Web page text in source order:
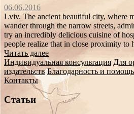
06.06.2016
Lviv. The ancient beautiful city, where
wander through the narrow streets,
try an incredibly delicious cuisine of
people realize that in close proximity to
Читать далее
Индивидуальная консультация Для
издательств Благодарность и
Контакты
Статьи